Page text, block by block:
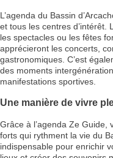
L’agenda du Bassin
et tous les centres d’intérêt.
les spectacles ou les fêtes
apprécieront les concerts,
gastronomiques. C’est
des moments
manifestations sportives.
Une manière de vivre
Grâce à l’agenda Ze
forts qui rythment la vie du
indispensable pour enrichir